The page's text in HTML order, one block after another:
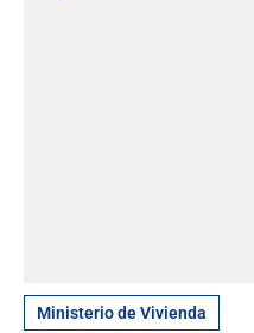
Ministerio de Vivienda